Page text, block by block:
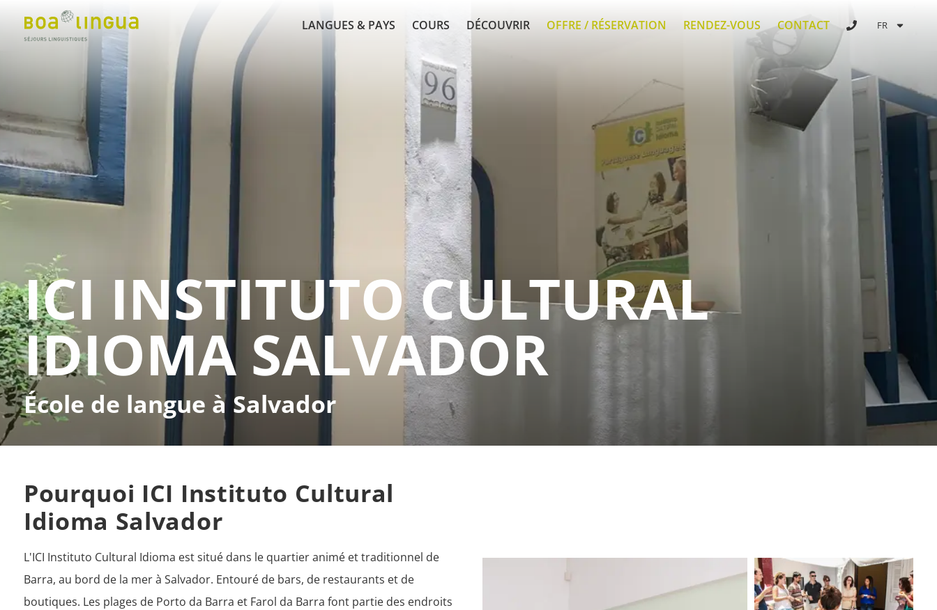
LANGUES & PAYS COURS DÉCOUVRIR OFFRE / RÉSERVATION RENDEZ-VOUS CONTACT FR
ICI INSTITUTO CULTURAL
IDIOMA SALVADOR
École de langue à Salvador
Pourquoi ICI Instituto Cultural
Idioma Salvador
L'ICI Instituto Cultural Idioma est situé dans le quartier animé et traditionnel de
Barra, au bord de la mer à Salvador. Entouré de bars, de restaurants et de
boutiques. Les plages de Porto da Barra et Farol da Barra font partie des endroits